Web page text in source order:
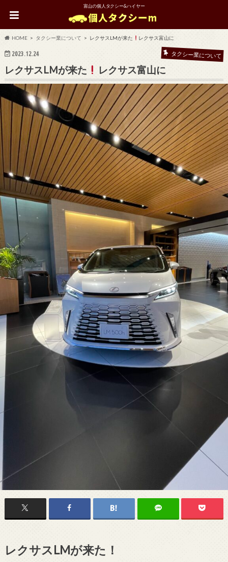
富山の個人タクシー&ハイヤー
HOME タクシー業について レクサスLMが来た レクサス富山に
2023.12.24 タクシー業について
レクサスLMが来た レクサス富山に
レクサスLMが来た！